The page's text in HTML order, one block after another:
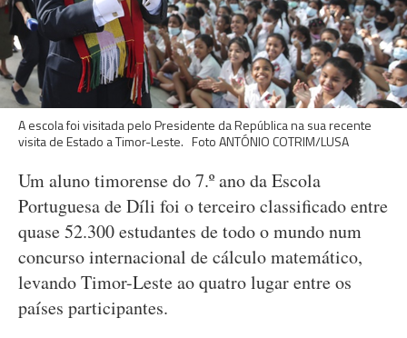
A escola foi visitada pelo Presidente da República na sua recente
visita de Estado a Timor-Leste. Foto ANTÓNIO COTRIM/LUSA
Um aluno timorense do 7.º ano da Escola
Portuguesa de Díli foi o terceiro classificado entre
quase 52.300 estudantes de todo o mundo num
concurso internacional de cálculo matemático,
levando Timor-Leste ao quatro lugar entre os
países participantes.